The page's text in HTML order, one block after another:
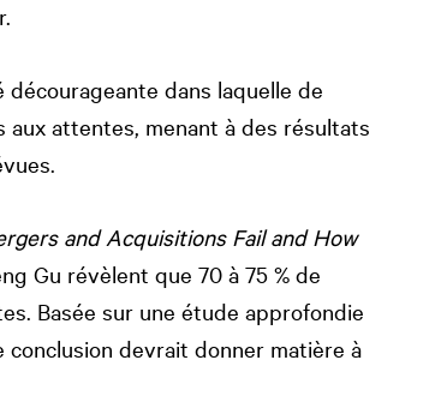
dans laquelle de
attentes, menant à des résultats
and Acquisitions Fail and How
Gu révèlent que 70 à 75 % de
Basée sur une étude approfondie
devrait donner matière à